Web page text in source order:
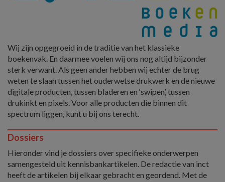
Wij zijn opgegroeid in de traditie van het klassieke
boekenvak. En daarmee voelen wij ons nog altijd bijzonder
sterk verwant. Als geen ander hebben wij echter de brug
weten te slaan tussen het ouderwetse drukwerk en de nieuwe
digitale producten, tussen bladeren en ‘swipen’, tussen
drukinkt en pixels. Voor alle producten die binnen dit
spectrum liggen, kunt u bij ons terecht.
Dossiers
Hieronder vind je dossiers over specifieke onderwerpen
samengesteld uit kennisbankartikelen. De redactie van inct
heeft de artikelen bij elkaar gebracht en geordend. Met de